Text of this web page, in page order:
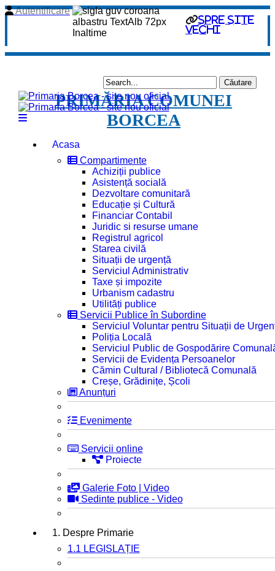
spre site
vechi
Autentificare
PRIMĂRIA COMUNEI
BORCEA
Acasa
Compartimente
Achiziții publice
Asistență socială
Dezvoltare comunitară
Educație și Cultură
Financiar Contabil
Juridic si resurse umane
Registrul agricol
Starea civilă
Situații de urgență
Serviciul Administrativ
Taxe și impozite
Urbanism cadastru
Utilități publice
Servicii Publice în Subordine
Serviciul Voluntar pentru Situații de
Poliția Locală
Serviciul Public de Gospodărire
Servicii de Evidența Persoanelor
Cămin Cultural / Bibliotecă Comunală
Creșe, Grădinițe, Școli
Anunțuri
Evenimente
Servicii online
Proiecte
Galerie Foto | Video
Sedinte publice - Video
1. Despre Primarie
1.1 LEGISLAȚIE